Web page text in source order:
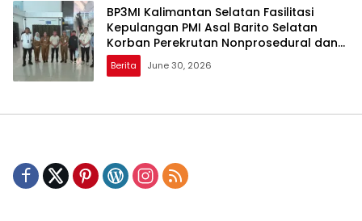
BP3MI Kalimantan Selatan Fasilitasi
Kepulangan PMI Asal Barito Selatan
Korban Perekrutan Nonprosedural dan
Eksploitasi di Kamboja
Berita June 30, 2026